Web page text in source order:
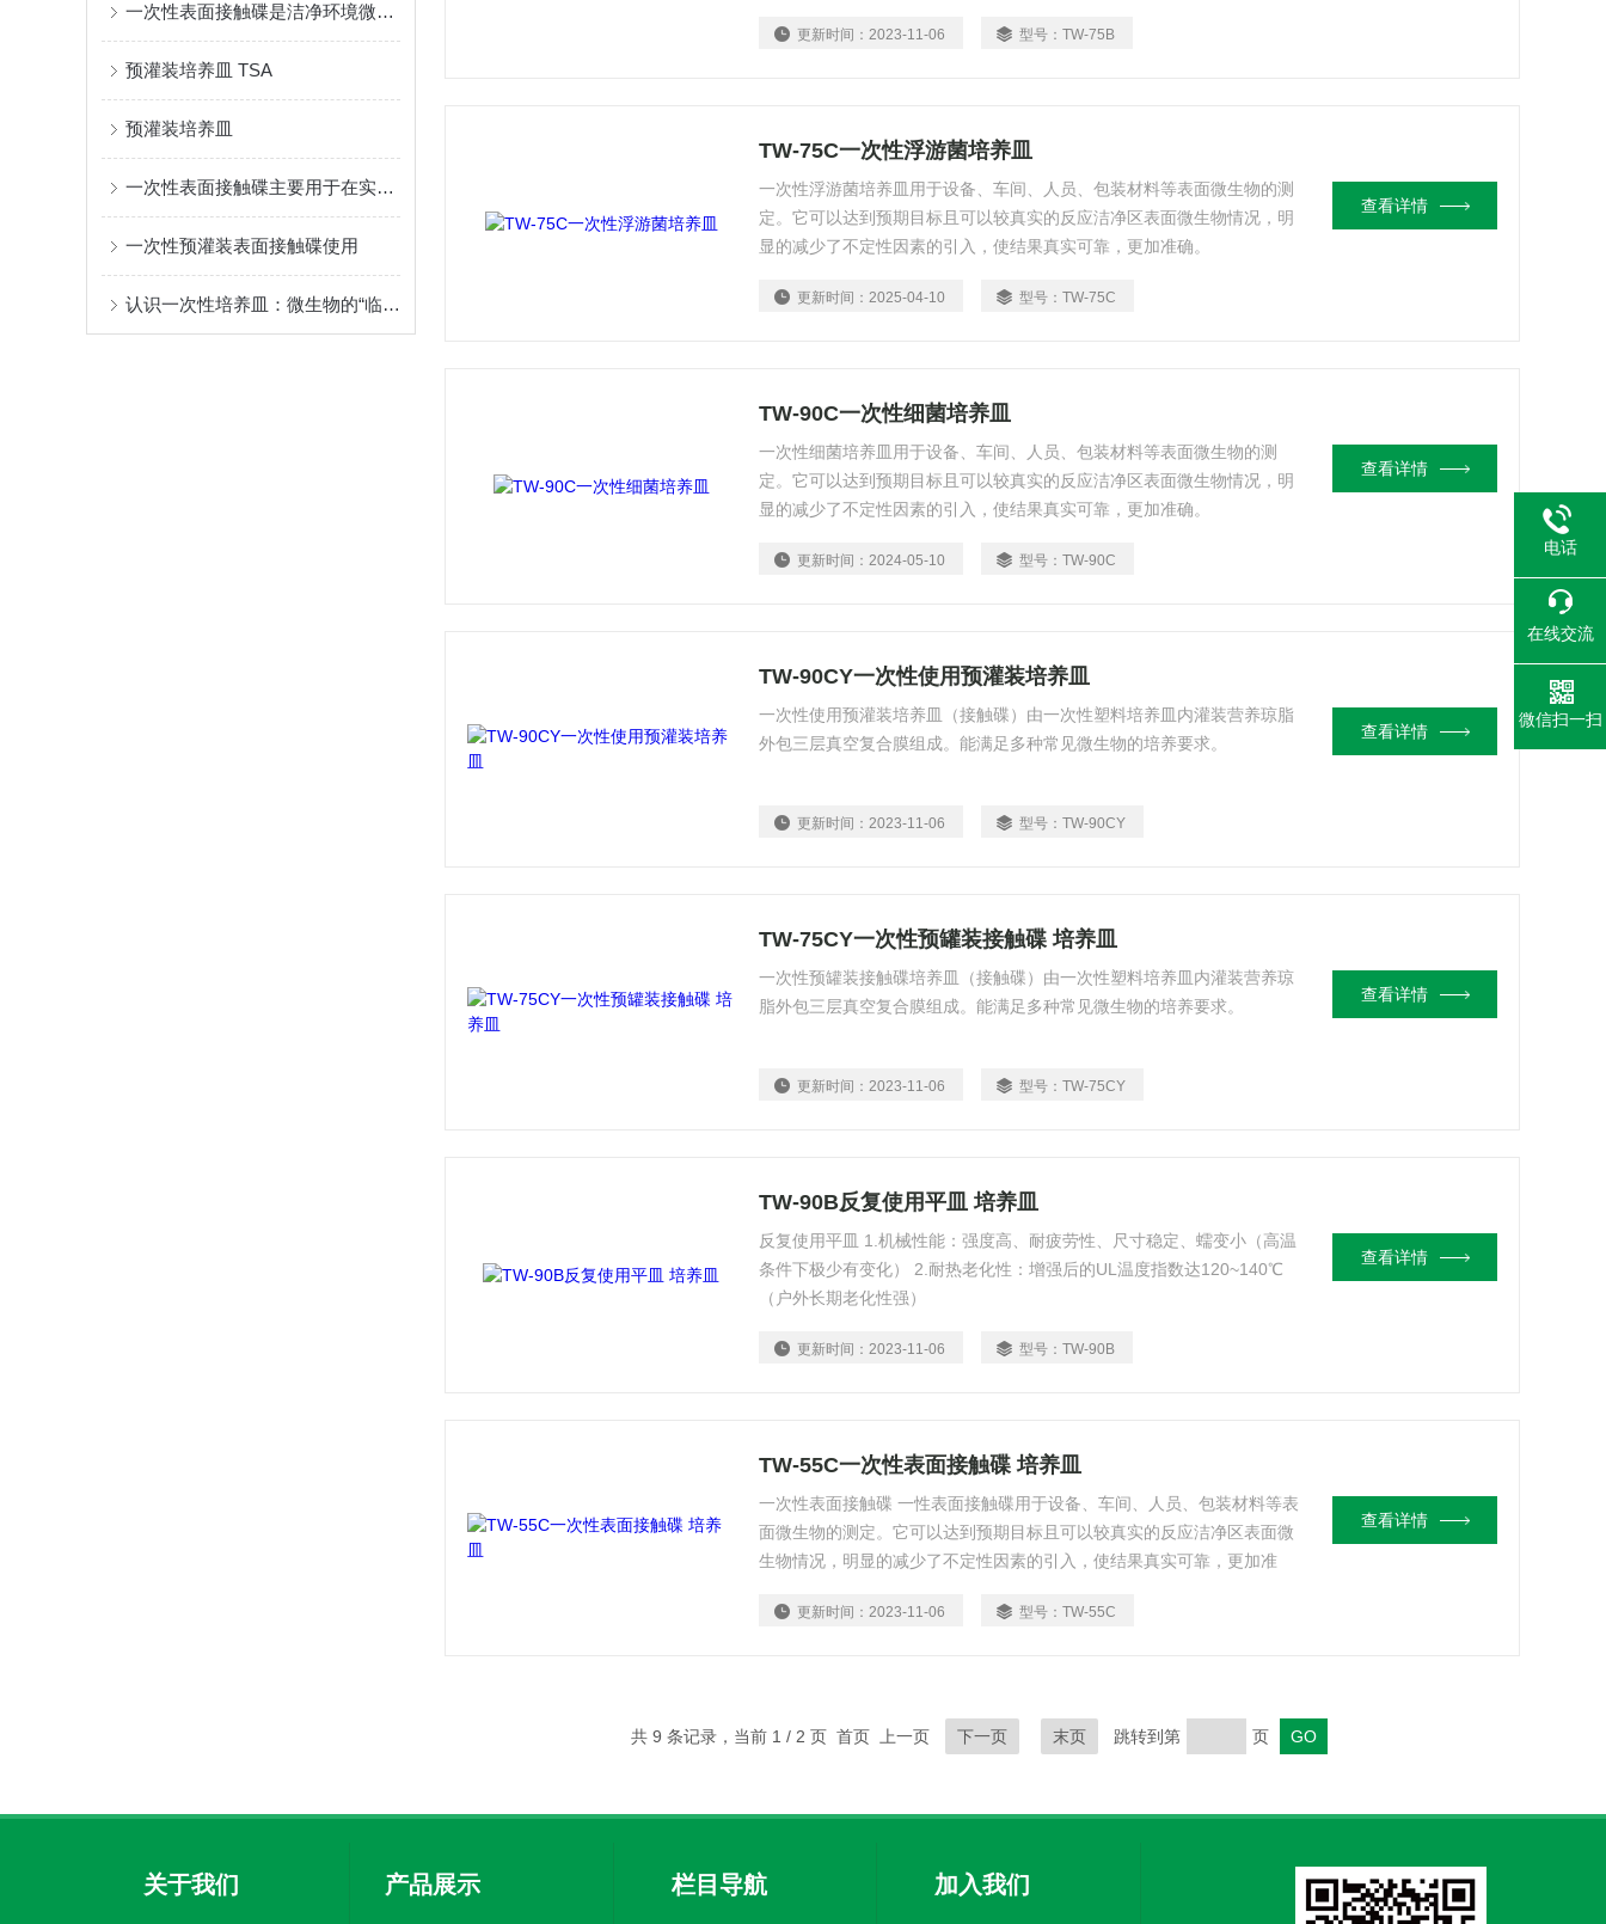
一次性表面接触碟是洁净环境微生物监测中的关键工具
预灌装培养皿 TSA
预灌装培养皿
一次性表面接触碟主要用于在实验室中进行表面接触实验
一次性预灌装表面接触碟使用
认识一次性培养皿：微生物的“临时住所”
更新时间：2023-11-06 型号：TW-75B
TW-75C一次性浮游菌培养皿
一次性浮游菌培养皿用于设备、车间、人员、包装材料等表面微生物的测
定。它可以达到预期目标且可以较真实的反应洁净区表面微生物情况，明
显的减少了不定性因素的引入，使结果真实可靠，更加准确。
更新时间：2025-04-10 型号：TW-75C
查看详情
TW-90C一次性细菌培养皿
一次性细菌培养皿用于设备、车间、人员、包装材料等表面微生物的测
定。它可以达到预期目标且可以较真实的反应洁净区表面微生物情况，明
显的减少了不定性因素的引入，使结果真实可靠，更加准确。
更新时间：2024-05-10 型号：TW-90C
查看详情
TW-90CY一次性使用预灌装培养皿
一次性使用预灌装培养皿（接触碟）由一次性塑料培养皿内灌装营养琼脂
外包三层真空复合膜组成。能满足多种常见微生物的培养要求。
更新时间：2023-11-06 型号：TW-90CY
查看详情
TW-75CY一次性预罐装接触碟 培养皿
一次性预罐装接触碟培养皿（接触碟）由一次性塑料培养皿内灌装营养琼
脂外包三层真空复合膜组成。能满足多种常见微生物的培养要求。
更新时间：2023-11-06 型号：TW-75CY
查看详情
TW-90B反复使用平皿 培养皿
反复使用平皿 1.机械性能：强度高、耐疲劳性、尺寸稳定、蠕变小（高温
条件下极少有变化） 2.耐热老化性：增强后的UL温度指数达120~140℃
（户外长期老化性强）
更新时间：2023-11-06 型号：TW-90B
查看详情
TW-55C一次性表面接触碟 培养皿
一次性表面接触碟 一性表面接触碟用于设备、车间、人员、包装材料等表
面微生物的测定。它可以达到预期目标且可以较真实的反应洁净区表面微
生物情况，明显的减少了不定性因素的引入，使结果真实可靠，更加准
更新时间：2023-11-06 型号：TW-55C
查看详情
共 9 条记录，当前 1 / 2 页 首页 上一页 下一页 末页 跳转到第 页
关于我们 产品展示 栏目导航 加入我们
电话
在线交流
微信扫一扫